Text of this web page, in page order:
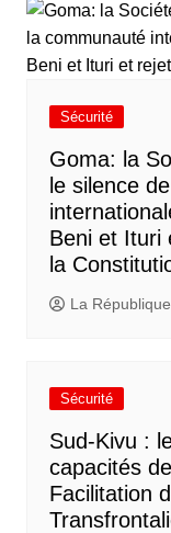
Sécurité
Goma: la
le silence
Beni et Ituri
la
La République
Sécurité
Sud-Kivu :
capacités
Facilitation